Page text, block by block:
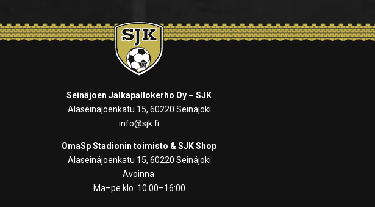
Seinäjoen Jalkapallokerho Oy – SJK
Alaseinäjoenkatu 15, 60220 Seinäjoki
info@sjk.fi
OmaSp Stadionin toimisto & SJK Shop
Alaseinäjoenkatu 15, 60220 Seinäjoki
Avoinna:
Ma–pe klo. 10:00–16:00